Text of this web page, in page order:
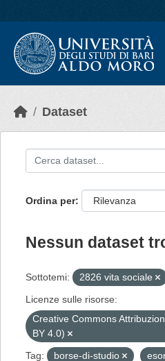
Dataset
Ordina per
Nessun dataset
Sottotemi: 2826 vita sociale
Licenze sulle risorse:
Creative Commons
BY 4.0)
Tag:
borse-di-studio